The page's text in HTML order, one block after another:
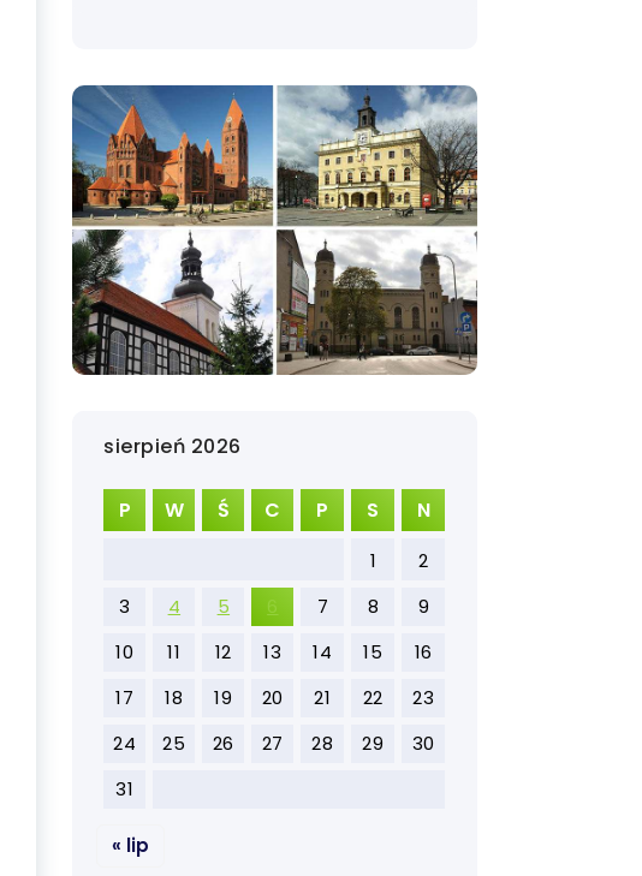
sierpień 2026
P W Ś C P S N
1
2
3
4 5 6 7 8
9
10
11 12 13 14 15
16
17
18 19 20 21 22
23
24
25 26 27 28 29
30
31
« lip